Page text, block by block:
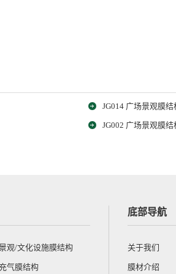
JG014 广场景观膜结
JG002 广场景观膜
观/文化设施膜结构
气膜结构
底部导航
关于我们
膜材介绍